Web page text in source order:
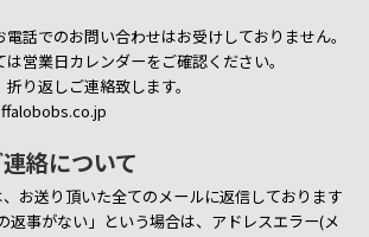
話でのお問い合わせはお受けしておりません。
営業日カレンダーをご確認ください。
り返しご連絡致します。
絡について
お送り頂いた全てのメールに返信しております
返事がない」という場合は、アドレスエラー(メ